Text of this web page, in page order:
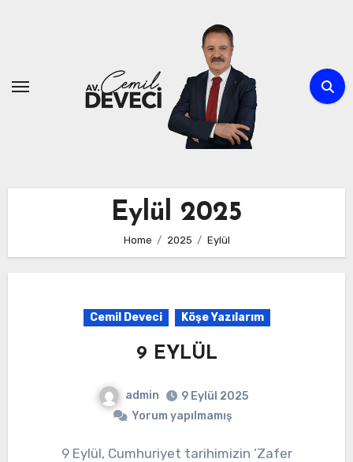
Eylül 2025
Home 2025 Eylül
Cemil Deveci Köşe Yazılarım
9 EYLÜL
admin
9 Eylül 2025
Yorum yapılmamış
9 Eylül, Cumhuriyet tarihimizin ‘Zafer